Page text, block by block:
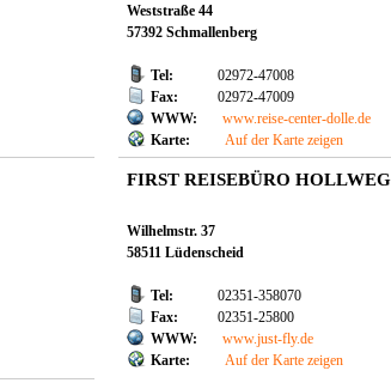
Weststraße 44
57392 Schmallenberg
Tel:
02972-47008
Fax:
02972-47009
WWW:
www.reise-center-dolle.de
Karte:
Auf der Karte zeigen
FIRST REISEBÜRO HOLLWEG
Wilhelmstr. 37
58511 Lüdenscheid
Tel:
02351-358070
Fax:
02351-25800
WWW:
www.just-fly.de
Karte:
Auf der Karte zeigen